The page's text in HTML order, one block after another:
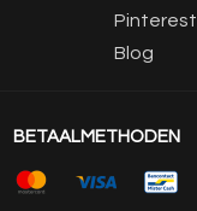
Pinterest
Blog
BETAALMETHODEN